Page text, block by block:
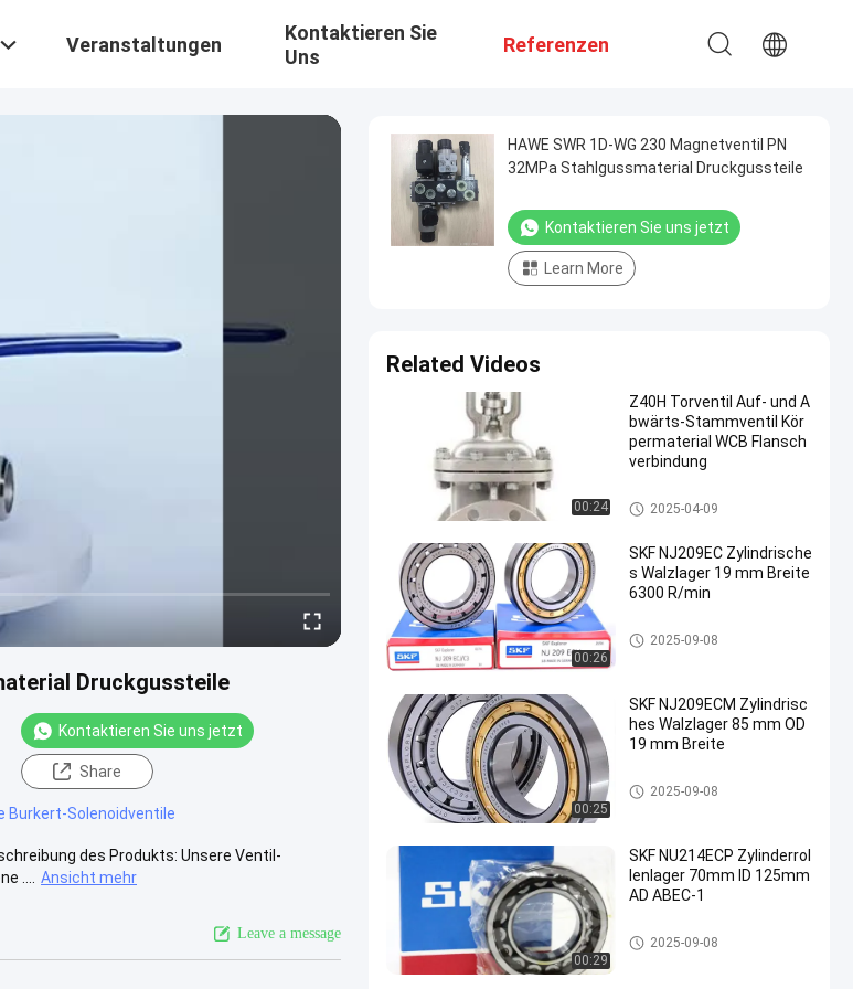
Veranstaltungen
Kontaktieren Sie
Uns
Referenzen
Druckgussteile
Kontaktieren Sie uns jetzt
Share
Burkert-Solenoidventile
des Produkts: Unsere Ventil-
....
Ansicht mehr
Leave a message
HAWE SWR 1D-WG 230 Magnetventil PN
32MPa Stahlgussmaterial Druckgussteile
Kontaktieren Sie uns jetzt
Learn More
Related Videos
00:24
Z40H Torventil Auf- und A
bwärts-Stammventil Kör
permaterial WCB Flansch
verbindung
Druckgussventil
2025-04-09
00:26
SKF NJ209EC Zylindrische
s Walzlager 19 mm Breite
6300 R/min
Zylinderrollenlager
2025-09-08
00:25
SKF NJ209ECM Zylindrisc
hes Walzlager 85 mm OD
19 mm Breite
Zylinderrollenlager
2025-09-08
00:29
SKF NU214ECP Zylinderrol
lenlager 70mm ID 125mm
AD ABEC-1
Zylinderrollenlager
2025-09-08